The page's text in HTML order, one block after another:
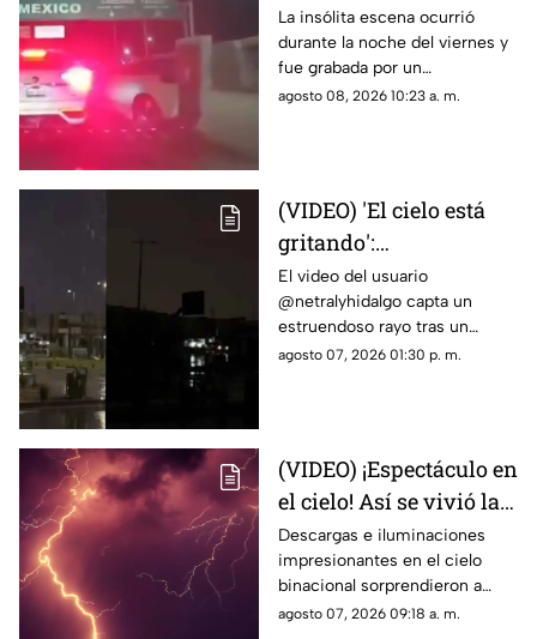
gateando sobre el
puente libre para
intentar cruzar a
Estados Unidos
La insólita escena ocurrió
durante la noche del viernes y
fue grabada por un
automovilista que transitaba
agosto 08, 2026 10:23 a. m.
(VIDEO) 'El cielo está
gritando':
Impresionante sonido
durante un trueno en
Ciudad Juárez causa
asombro
El video del usuario
@netralyhidalgo capta un
estruendoso rayo tras un
momento de calma,
agosto 07, 2026 01:30 p. m.
(VIDEO) ¡Espectáculo en
el cielo! Así se vivió la
tormenta eléctrica de
este jueves en Ciudad
Juárez
Descargas e iluminaciones
impresionantes en el cielo
binacional sorprendieron a
residentes de Ciudad Juárez y
agosto 07, 2026 09:18 a. m.